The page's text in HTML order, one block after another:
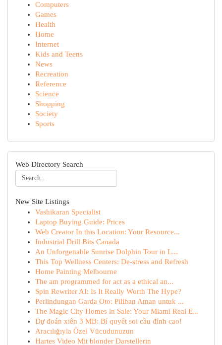
Computers
Games
Health
Home
Internet
Kids and Teens
News
Recreation
Reference
Science
Shopping
Society
Sports
Web Directory Search
New Site Listings
Vashikaran Specialist
Laptop Buying Guide: Prices
Web Creator In this Location: Your Resource...
Industrial Drill Bits Canada
An Unforgettable Sunrise Dolphin Tour in L...
This Top Wellness Centers: De-stress and Refresh
Home Painting Melbourne
The am programmed for act as a ethical an...
Spin Rewriter AI: Is It Really Worth The Hype?
Perlindungan Garda Oto: Pilihan Aman untuk ...
The Magic City Homes in Sale: Your Miami Real E...
Dự đoán xiên 3 MB: Bí quyết soi cầu đỉnh cao!
Aracılığıyla Özel Vücudunuzun
Hartes Video Mit blonder Darstellerin